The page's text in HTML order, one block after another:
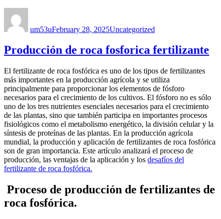
um53uFebruary 28, 2025Uncategorized
Producción de roca fosforica fertilizante
El fertilizante de roca fosfórica es uno de los tipos de fertilizantes
más importantes en la producción agrícola y se utiliza
principalmente para proporcionar los elementos de fósforo
necesarios para el crecimiento de los cultivos. El fósforo no es sólo
uno de los tres nutrientes esenciales necesarios para el crecimiento
de las plantas, sino que también participa en importantes procesos
fisiológicos como el metabolismo energético, la división celular y la
síntesis de proteínas de las plantas. En la producción agrícola
mundial, la producción y aplicación de fertilizantes de roca fosfórica
son de gran importancia. Este artículo analizará el proceso de
producción, las ventajas de la aplicación y los desafíos del
fertilizante de roca fosfórica.
Proceso de producción de fertilizantes de
roca fosfórica.